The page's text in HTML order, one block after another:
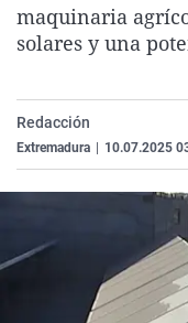
maquinaria
solares y una
Redacción
Extremadura 10.07.2025